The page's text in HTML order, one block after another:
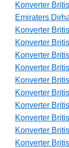
Konverter
Emiraters
Konverter
Konverter
Konverter
Konverter
Konverter
Konverter
Konverter
Konverter
Konverter
Konverter